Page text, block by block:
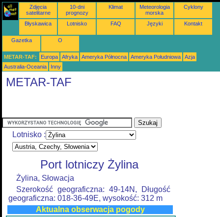
Zdjęcia
satelitarne
10-dni
prognozy
Klimat
Meteorologia
morska
Cyklony
Błyskawica Lotnisko FAQ Języki Kontakt
Gazetka O
METAR-TAF: Europa Afryka Ameryka Północna Ameryka Południowa
Azja
Australia-Oceania
Inny
METAR-TAF
Lotnisko :
Port lotniczy Żylina
Żylina, Słowacja
Szerokość geograficzna: 49-14N, Długość
geograficzna: 018-36-49E, wysokość: 312 m
Aktualna obserwacja pogody